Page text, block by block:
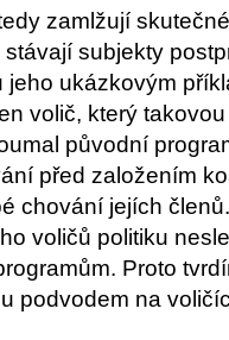
zamlžují
stávají subjekty
jeho ukázkovým
volič, který
původní
před založením
chování jejích
voličů politiku
Proto
podvodem na